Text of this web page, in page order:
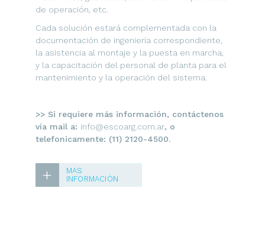
de operación, etc.
Cada solución estará complementada con la
documentación de ingeniería correspondiente,
la asistencia al montaje y la puesta en marcha,
y la capacitación del personal de planta para el
mantenimiento y la operación del sistema.
>> Si requiere más información, contáctenos
vía mail a: info@escoarg.com.ar, o
telefonicamente: (11) 2120-4500.
+
MAS
INFORMACIÓN